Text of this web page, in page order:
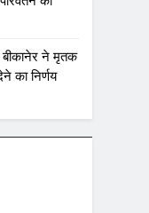
बीकानेर ने मृतक
का निर्णय